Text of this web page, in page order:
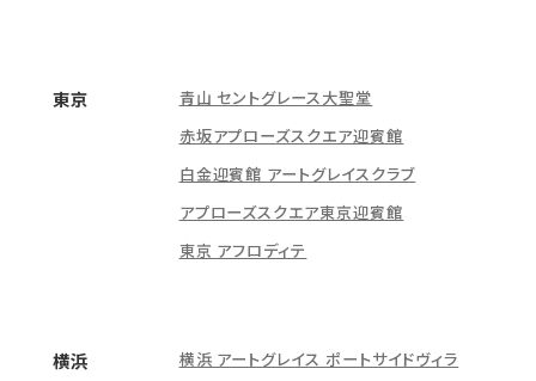
東京
青山 セントグレース大聖堂
赤坂アプローズスクエア迎賓館
白金迎賓館 アートグレイスクラブ
アプローズスクエア東京迎賓館
東京 アフロディテ
横浜
横浜 アートグレイス ポートサイドヴィラ